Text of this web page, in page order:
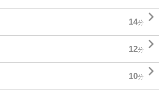
14分 
12分 
10分 